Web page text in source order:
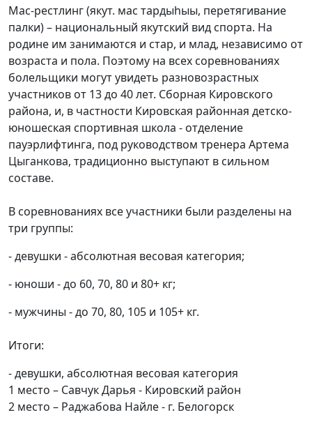
Мас-рестлинг (якут. мас тардыhыы, перетягивание
палки) – национальный якутский вид спорта. На
родине им занимаются и стар, и млад, независимо от
возраста и пола. Поэтому на всех соревнованиях
болельщики могут увидеть разновозрастных
участников от 13 до 40 лет. Сборная Кировского
района, и, в частности Кировская районная детско-
юношеская спортивная школа - отделение
пауэрлифтинга, под руководством тренера Артема
Цыганкова, традиционно выступают в сильном
составе.
В соревнованиях все участники были разделены на
три группы:
- девушки - абсолютная весовая категория;
- юноши - до 60, 70, 80 и 80+ кг;
- мужчины - до 70, 80, 105 и 105+ кг.
Итоги:
- девушки, абсолютная весовая категория
1 место – Савчук Дарья - Кировский район
2 место – Раджабова Найле - г. Белогорск